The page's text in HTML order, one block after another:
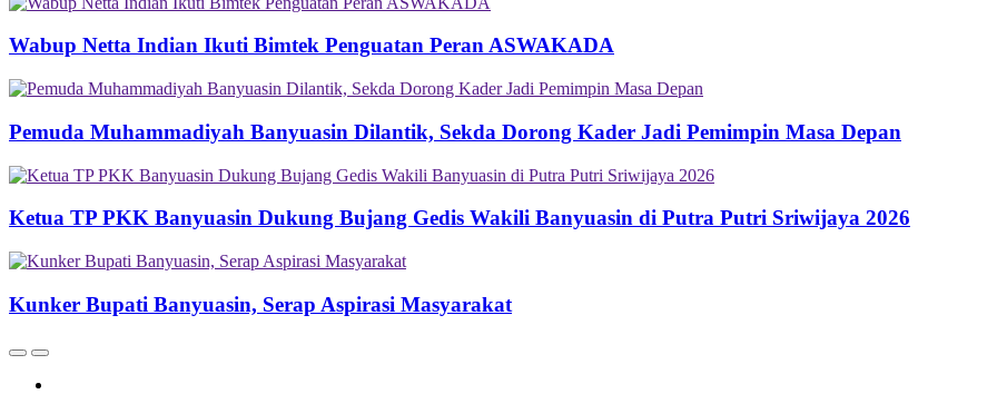
Wabup Netta Indian Ikuti Bimtek Penguatan Peran ASWAKADA
Pemuda Muhammadiyah Banyuasin Dilantik, Sekda Dorong Kader Jadi Pemimpin Masa Depan
Ketua TP PKK Banyuasin Dukung Bujang Gedis Wakili Banyuasin di Putra Putri Sriwijaya 2026
Kunker Bupati Banyuasin, Serap Aspirasi Masyarakat